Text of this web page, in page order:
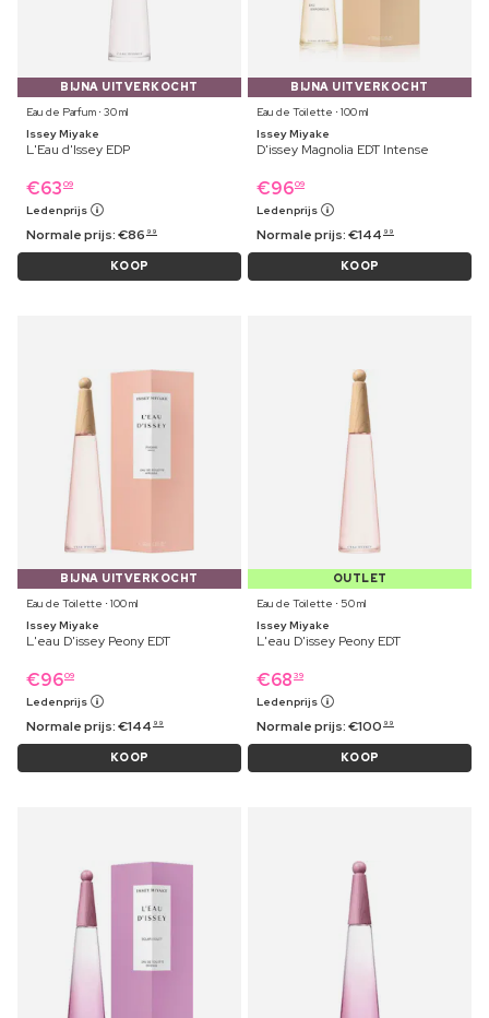
BIJNA UITVERKOCHT
Eau de Parfum ⋅ 30 ml
Issey Miyake
L'Eau d'Issey EDP
€63 09
Ledenprijs
Normale prijs:€86 99
KOOP
BIJNA UITVERKOCHT
Eau de Toilette ⋅ 100 ml
Issey Miyake
D'issey Magnolia EDT Intense
€9609
Ledenprijs
Normale prijs:€144 99
KOOP
BIJNA UITVERKOCHT
Eau de Toilette ⋅ 100 ml
Issey Miyake
L'eau D'issey Peony EDT
€9609
Ledenprijs
Normale prijs:€144 99
KOOP
OUTLET
Eau de Toilette ⋅ 50 ml
Issey Miyake
L'eau D'issey Peony EDT
€68 39
Ledenprijs
Normale prijs:€100 99
KOOP